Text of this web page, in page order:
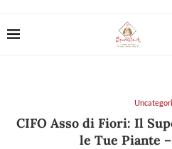
CIFO Asso di Fiori: Il
le Tue Piante